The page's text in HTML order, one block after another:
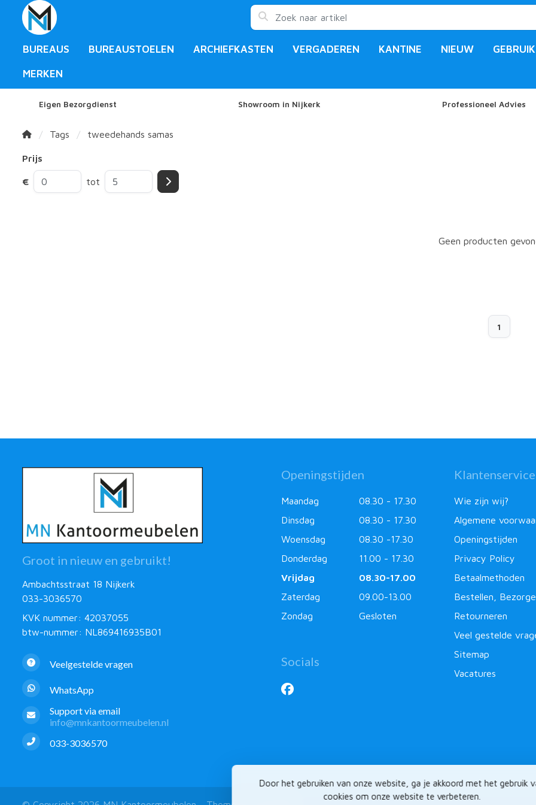
Door het gebruiken van onze website, ga je akkoord met het gebruik
cookies om onze website te verbeteren.
BUREAUS BUREAUSTOELEN ARCHIEFKASTEN VERGADEREN KANTINE NIEUW
MERKEN
Eigen Bezorgdienst Showroom in Nijkerk Professioneel Advies
Tags tweedehands samas
Prijs
€ tot
Geen producten
1
Groot in nieuw en gebruikt!
Ambachtsstraat 18 Nijkerk
033-3036570
KVK nummer: 42037055
btw-nummer: NL869416935B01
Veelgestelde vragen
WhatsApp
Support via email
info@mnkantoormeubelen.nl
033-3036570
Openingstijden
Maandag
08.30 - 17.30
Dinsdag
08.30 - 17.30
Woensdag
08.30 -17.30
Donderdag
11.00 - 17.30
Vrijdag
08.30-17.00
Zaterdag
09.00-13.00
Zondag
Gesloten
Socials
Klantenservice
Wie zijn wij?
Algemene
Openingstijden
Privacy Policy
Betaalmethoden
Bestellen,
Retourneren
Veel gestelde
Sitemap
Vacatures